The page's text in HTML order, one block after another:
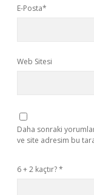
E-Posta*
Web Sitesi
Daha sonraki
ve site adresim bu
6 + 2 kaçtır?*